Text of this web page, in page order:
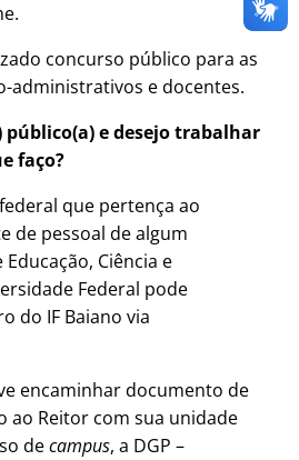
concurso público para as
administrativos e docentes.
público(a) e desejo trabalhar
faço?
que pertença ao
de pessoal de algum
Ciência e
Federal pode
do IF Baiano via
encaminhar documento de
ao Reitor com sua unidade
decampus, a DGP –